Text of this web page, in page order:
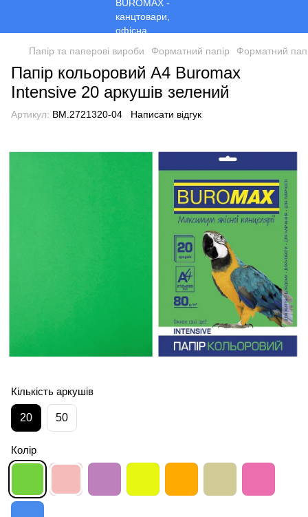
Папір та паперові вироби Форматний папір Форматний
Папір кольоровий A4 Buromax
Intensive 20 аркушів зелений
Артикул: BM.2721320-04 Написати відгук
Кількість аркушів
20 50
Колір